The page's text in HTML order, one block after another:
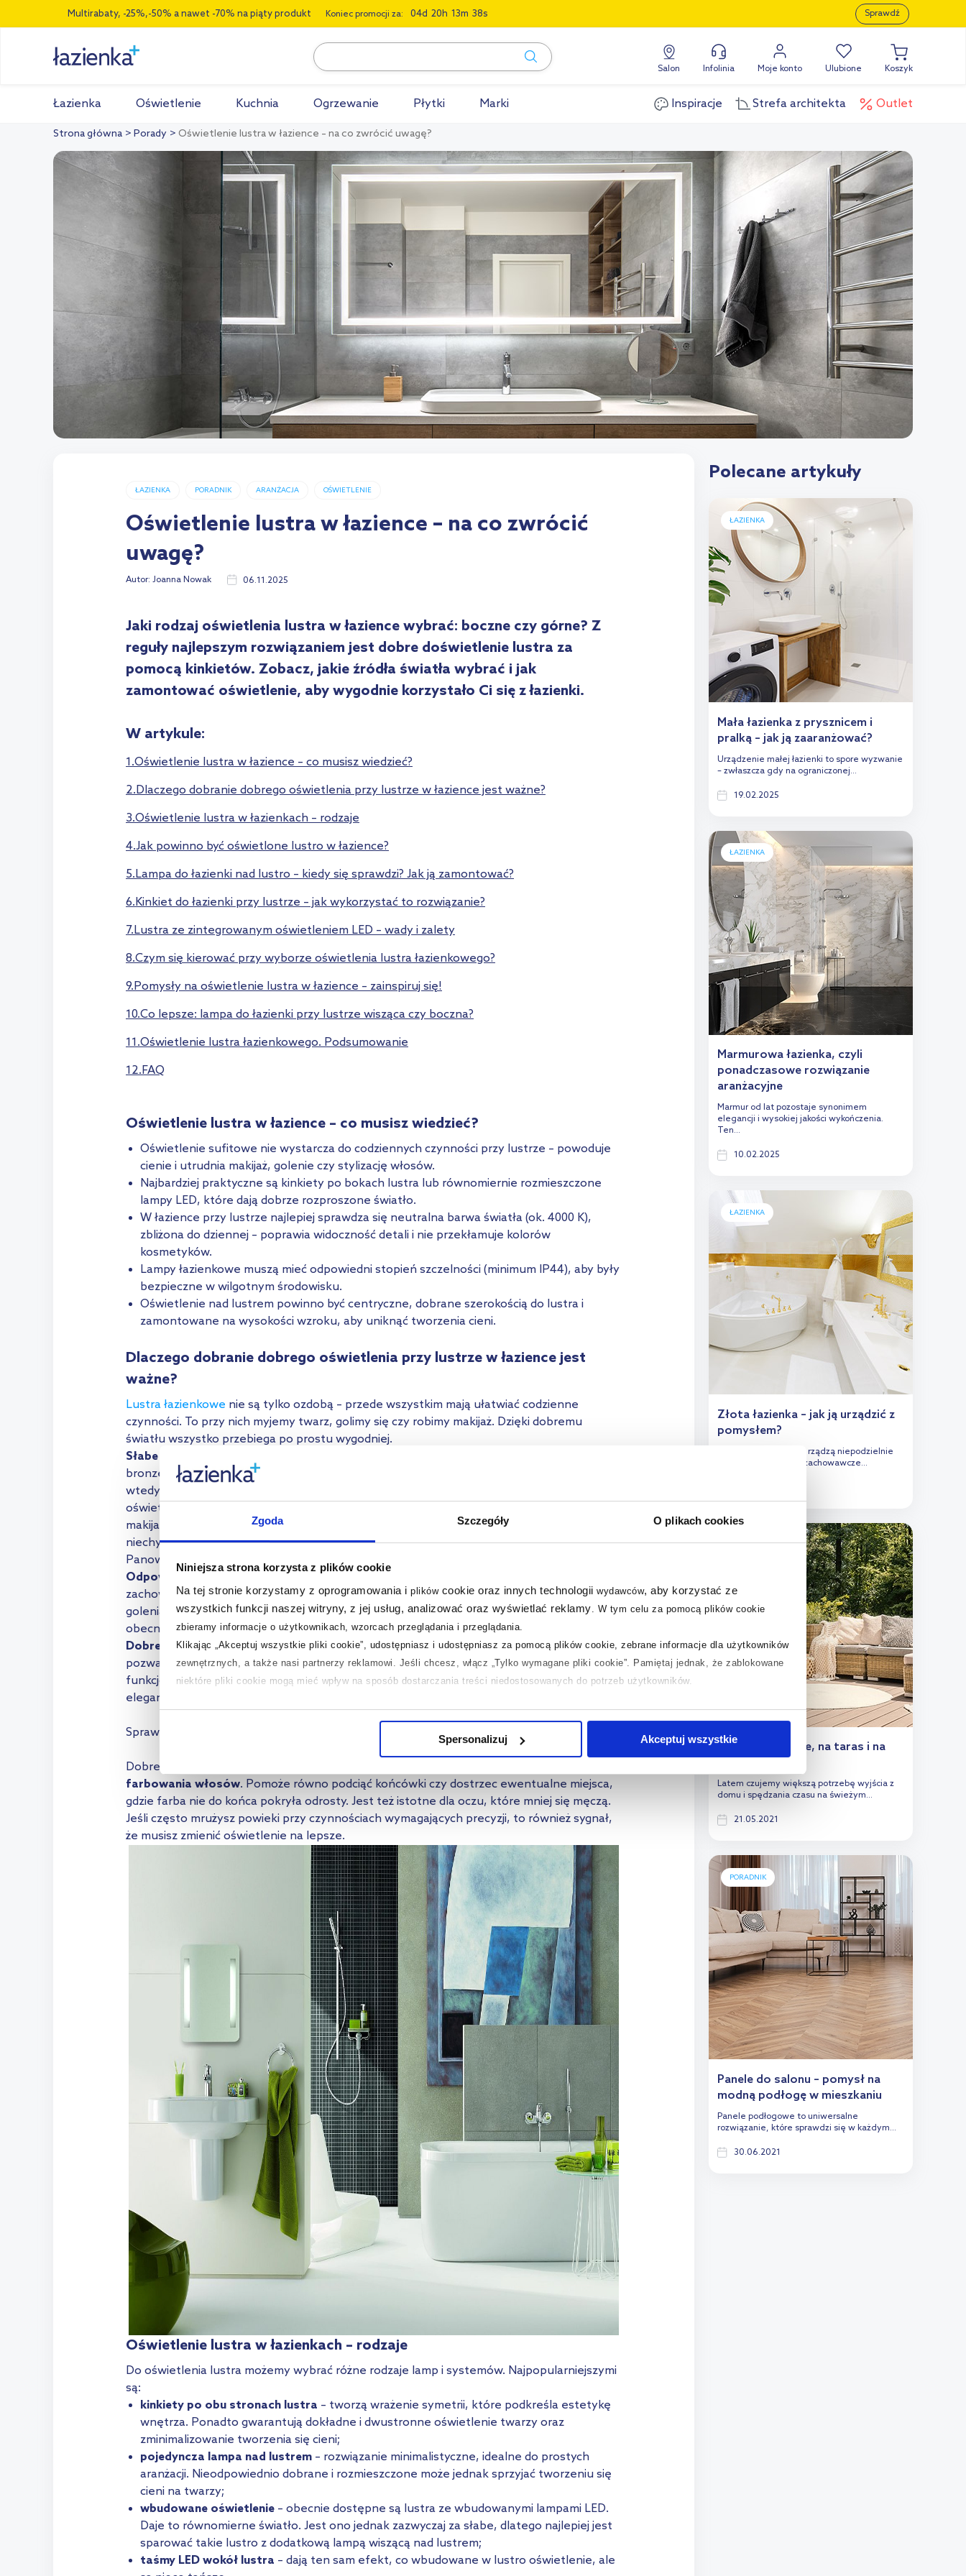
Zgoda Szczegóły O plikach cookies
Niniejsza strona korzysta z plików cookie
Na tej stronie korzystamy z oprogramowania i plikówcookie oraz innych technologii wydawców, aby korzystać ze
wszystkich funkcji naszej witryny, z jej usług, analizować oraz wyświetlać reklamy
W tym celu za pomocą plików cookie
zbieramy informacje o użytkownikach, wzorcach przeglądania i przeglądania.
Klikając „Akceptuj wszystkie pliki cookie”, udostępniasz i udostępniasz za pomocą plików cookie, zebrane informacje dla użytkowników
zewnętrznych, a także nasi partnerzy reklamowi. Jeśli chcesz, włącz „Tylko wymagane pliki cookie”. Pamiętaj jednak, że zablokowane
niektóre pliki cookie mogą mieć wpływ na sposób dostarczania treści niedostosowanych do potrzeb użytkowników.
na temat plików cookie i tego, dlaczego ich przepisy, przejdź do zakładek „Informacje o plikach cookie”.
Spersonalizuj Akceptuj wszystkie
Multirabaty, -25%,-50% a nawet -70% na piąty produkt Koniec promocji za: 04 20 13 37 Sprawdź
Salon Infolinia Moje konto Ulubione Koszyk
Łazienka Oświetlenie Kuchnia Ogrzewanie Płytki Marki Inspiracje Strefa architekta Outlet
Strona główna Porady Oświetlenie lustra w łazience – na co zwrócić uwagę?
Oświetlenie lustra w łazience – na co zwrócić
uwagę?
ŁAZIENKA PORADNIK ARANŻACJA OŚWIETLENIE
06.11.2025
Autor: Joanna Nowak
Jaki rodzaj oświetlenia lustra w łazience wybrać: boczne czy górne? Z
reguły najlepszym rozwiązaniem jest dobre doświetlenie lustra za
pomocą kinkietów. Zobacz, jakie źródła światła wybrać i jak
zamontować oświetlenie, aby wygodnie korzystało Ci się z łazienki.
W artykule:
1.Oświetlenie lustra w łazience – co musisz wiedzieć?
2.Dlaczego dobranie dobrego oświetlenia przy lustrze w łazience jest ważne?
3.Oświetlenie lustra w łazienkach – rodzaje
4.Jak powinno być oświetlone lustro w łazience?
5.Lampa do łazienki nad lustro – kiedy się sprawdzi? Jak ją zamontować?
6.Kinkiet do łazienki przy lustrze – jak wykorzystać to rozwiązanie?
7.Lustra ze zintegrowanym oświetleniem LED – wady i zalety
8.Czym się kierować przy wyborze oświetlenia lustra łazienkowego?
9.Pomysły na oświetlenie lustra w łazience – zainspiruj się!
10.Co lepsze: lampa do łazienki przy lustrze wisząca czy boczna?
11.Oświetlenie lustra łazienkowego. Podsumowanie
12.FAQ
Oświetlenie lustra w łazience – co musisz wiedzieć?
Oświetlenie sufitowe nie wystarcza do codziennych czynności przy lustrze – powoduje
cienie i utrudnia makijaż, golenie czy stylizację włosów.
Najbardziej praktyczne są kinkiety po bokach lustra lub równomiernie rozmieszczone
lampy LED, które dają dobrze rozproszone światło.
W łazience przy lustrze najlepiej sprawdza się neutralna barwa światła (ok. 4000 K),
zbliżona do dziennej – poprawia widoczność detali i nie przekłamuje kolorów
kosmetyków.
Lampy łazienkowe muszą mieć odpowiedni stopień szczelności (minimum IP44), aby były
bezpieczne w wilgotnym środowisku.
Oświetlenie nad lustrem powinno być centryczne, dobrane szerokością do lustra i
zamontowane na wysokości wzroku, aby uniknąć tworzenia cieni.
Dlaczego dobranie dobrego oświetlenia przy lustrze w łazience jest
ważne?
Lustra łazienkowe nie są tylko ozdobą – przede wszystkim mają ułatwiać codzienne
czynności. To przy nich myjemy twarz, golimy się czy robimy makijaż. Dzięki dobremu
światłu wszystko przebiega po prostu wygodniej.
Słabe światło sprawia,
bronzer mogą wyglądać inaczej niż w świetle dziennym. Utrudnia też blendowanie i łatwo
wtedy przeoczyć smugi czy drobne niedociągnięcia. Dlatego przy makijażu dobre
oświetlenie naprawdę robi różnicę. Jeśli często zdarza ci się być zadowoloną ze swojego
makijażu w łazience, by później zauważyć, że wygląda fatalnie w świetle dziennym, to
niechybny znak, że warto zmienić oświetlenie lustra w łazience.
Panowie także powinni zwrócić uwagę na to, jakie lampy nad lustro do łazienki wybierają.
Odpowiednie oświetlenie lustra jest bardzo ważne podczas golenia się.
zachować dobrą widoczność i dokładność zarówno podczas trymowania zarostu, jak i
golenia twarzy na gładko. Jeśli często zdarza ci się niedokładnie ogolić, być może twoje
obecne oświetlenie łazienkowe nad lustrem jest po prostu niewystarczające.
Dobre oświetlenie lustra w łazience poprawia komfort korzystania z łazienki, a także
pozwala optycznie powiększyć przestrzeń. Warto zwrócić uwagę na estetykę i
funkcjonalność oświetlenia, szczególnie w kontekście okrągłego lustra, które może dodać
elegancji i nowoczesności łazience.
Sprawdź >>>
Dobre światło nad lustro do łazienki jest ważne także przy
farbowania włosów. Pomoże równo podciąć końcówki czy dostrzec ewentualne miejsca,
gdzie farba nie do końca pokryła odrosty. Jest też istotne dla oczu, które mniej się męczą.
Jeśli często mrużysz powieki przy czynnościach wymagających precyzji, to również sygnał,
że musisz zmienić oświetlenie na lepsze.
Oświetlenie lustra w łazienkach – rodzaje
Do oświetlenia lustra możemy wybrać różne rodzaje lamp i systemów. Najpopularniejszymi
są:
kinkiety po obu stronach lustra – tworzą wrażenie symetrii, które podkreśla estetykę
wnętrza. Ponadto gwarantują dokładne i dwustronne oświetlenie twarzy oraz
zminimalizowanie tworzenia się cieni;
pojedyncza lampa nad lustrem – rozwiązanie minimalistyczne, idealne do prostych
aranżacji. Nieodpowiednio dobrane i rozmieszczone może jednak sprzyjać tworzeniu się
cieni na twarzy;
wbudowane oświetlenie – obecnie dostępne są lustra ze wbudowanymi lampami LED.
Daje to równomierne światło. Jest ono jednak zazwyczaj za słabe, dlatego najlepiej jest
sparować takie lustro z dodatkową lampą wiszącą nad lustrem;
taśmy LED wokół lustra – dają ten sam efekt, co wbudowane w lustro oświetlenie, ale
Polecane artykuły
ŁAZIENKA
Mała łazienka z prysznicem i
pralką – jak ją zaaranżować?
Urządzenie małej łazienki to spore wyzwanie
– zwłaszcza gdy na ograniczonej...
19.02.2025
ŁAZIENKA
Marmurowa łazienka, czyli
ponadczasowe rozwiązanie
aranżacyjne
Marmur od lat pozostaje synonimem
elegancji i wysokiej jakości wykończenia.
Ten...
10.02.2025
ŁAZIENKA
Złota łazienka – jak ją urządzić z
pomysłem?
W polskich łazienkach rządzą niepodzielnie
uniwersalne i mocno zachowawcze...
PORADNIK
Meble ogrodowe, na taras i na
Latem czujemy większą potrzebę wyjścia z
domu i spędzania czasu na świeżym...
21.05.2021
PORADNIK
Panele do salonu – pomysł na
modną podłogę w mieszkaniu
Panele podłogowe to uniwersalne
rozwiązanie, które sprawdzi się w każdym...
30.06.2021